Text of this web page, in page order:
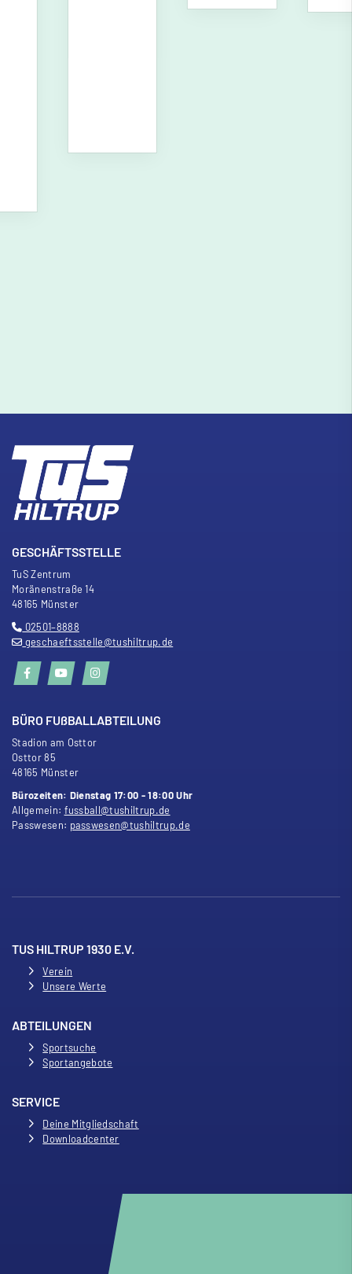
GESCHÄFTSSTELLE
TuS Zentrum
Moränenstraße 14
48165 Münster
02501–8888
geschaeftsstelle@tushiltrup.de
BÜRO FUßBALLABTEILUNG
Stadion am Osttor
Osttor 85
48165 Münster
Bürozeiten: Dienstag 17:00 - 18:00 Uhr
Allgemein: fussball@tushiltrup.de
Passwesen: passwesen@tushiltrup.de
TUS HILTRUP 1930 E.V.
Verein
Unsere Werte
ABTEILUNGEN
Sportsuche
Sportangebote
SERVICE
Deine Mitgliedschaft
Downloadcenter